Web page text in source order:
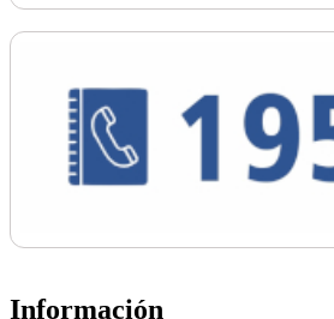
Información